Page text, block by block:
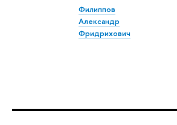
Филиппов
Александр
Фридрихович